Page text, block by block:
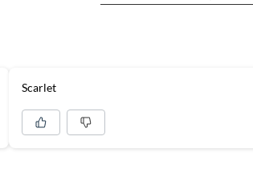
Scarlet